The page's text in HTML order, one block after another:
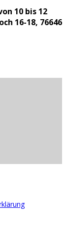
10 bis 12
16-18, 76646